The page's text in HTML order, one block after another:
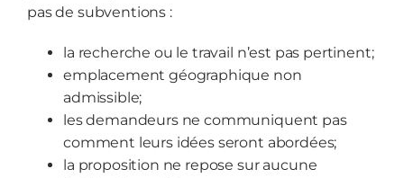
pas de subventions :
la recherche ou le travail n’est pas pertinent;
emplacement géographique non
admissible;
les demandeurs ne communiquent pas
comment leurs idées seront abordées;
la proposition ne repose sur aucune